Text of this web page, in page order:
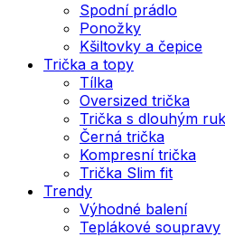
Spodní prádlo
Ponožky
Kšiltovky a čepice
Trička a topy
Tílka
Oversized trička
Trička s dlouhým
Černá trička
Kompresní trička
Trička Slim fit
Trendy
Výhodné balení
Teplákové soupravy